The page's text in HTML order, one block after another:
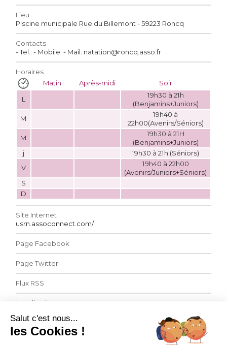
Lieu
Piscine municipale Rue du Billemont - 59223 Roncq
Contacts
- Tel.: - Mobile: - Mail: natation@roncq.asso.fr
Horaires
Matin
Après-midi
Soir
L
19h30 à 21h
(Benjamins+Juniors)
M
19h40 à
22h00(Avenirs/Séniors)
M
19h30 à 21H
(Benjamins+Juniors)
j
19h30 à 21h (Séniors)
V
19h40 à 22h00
(Avenirs/Juniors+Séniors)
S
D
Site Internet
usrn.assoconnect.com/
Page Facebook
Page Twitter
Flux RSS
Localisation